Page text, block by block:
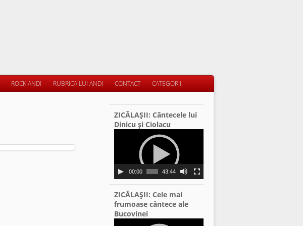
ROCK ANDI RUBRICA LUI ANDI CONTACT CATEGORII
ZICĂLAŞII: Cântecele lui
Dinicu şi Ciolacu
00:00 43:44
ZICĂLAŞII: Cele mai
frumoase cântece ale
Bucovinei